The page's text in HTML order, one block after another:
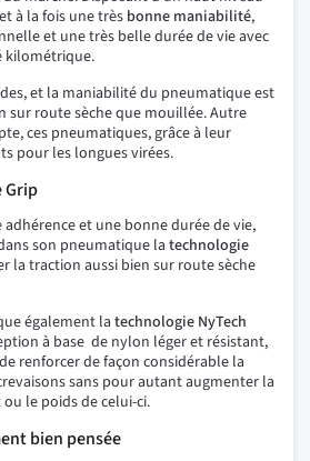
à la fois une très bonne maniabilité,
et une très belle durée de vie avec
kilométrique.
et la maniabilité du pneumatique est
sur route sèche que mouillée. Autre
ces pneumatiques, grâce à leur
pour les longues virées.
Grip
et une bonne durée de vie,
son pneumatique la technologie
la traction aussi bien sur route sèche
également la technologie NyTech
à base de nylon léger et résistant,
renforcer de façon considérable la
sans pour autant augmenter la
le poids de celui-ci.
bien pensée